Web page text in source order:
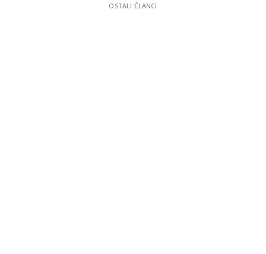
OSTALI ČLANCI